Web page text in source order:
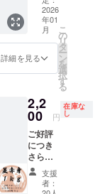
付され
たラベ
ルや注
意書き
をご確
す。 ・
原材料
及び添
加物等
の食品
表示は
お届け
ラベル
に表記
されま
す。 商
品開封
前には
必ずお
届けの
の馬肉
をお届
けする
ため、
お手元
に届く
までお
頂きま
す。 ・
パック
ごとに
重量が
異なる
ため、
リター
ンに
合計約
４ｋｇ
梱包：
冷凍真
空パッ
ク 保存
方法：
解凍方
法：冷
蔵庫で
約１日
お届け
方法：
ヤマト
運輸
クール
商品
名：遊
牧馬肉
産地：
ル 食べ
方：加
容量：
合計約
１ｋｇ
梱包：
冷凍真
空パッ
ク 保存
方法：
要冷凍
食肉工
場で約
10年加
工経験
スタッ
フが、
包丁を
使い加
工して
おりま
す。 日
本の加
工水準
を守り
ます。
モンゴ
ルの馬
肉の中
高品質
の馬肉
ます。
【日本
クオリ
ティの
加工】
モンゴ
ルの契
約工場
腸）
【使用
する厳
選され
た馬】
社に輸
出する
ために
特別に
育てた
馬の中
から、
特に状
ムごと
に分け
て、真
空パッ
クで梱
【部
位】 ガ
ツ（胃
袋）
【使用
する厳
選され
た馬】
胃袋で
す。 大
腸より
あっさ
りして
ます
が、
シーで
うまみ
が強い
部位で
す。 ガ
ツを合
計約４
ｋｇお
2026
年01
月
詳細を見る
こ
の
リ
タ
ー
ン
を
選
択
す
る
2,2
00 円
在庫な
し
ご好評
につき
さらに
追加！
【注目
リター
支援
者：